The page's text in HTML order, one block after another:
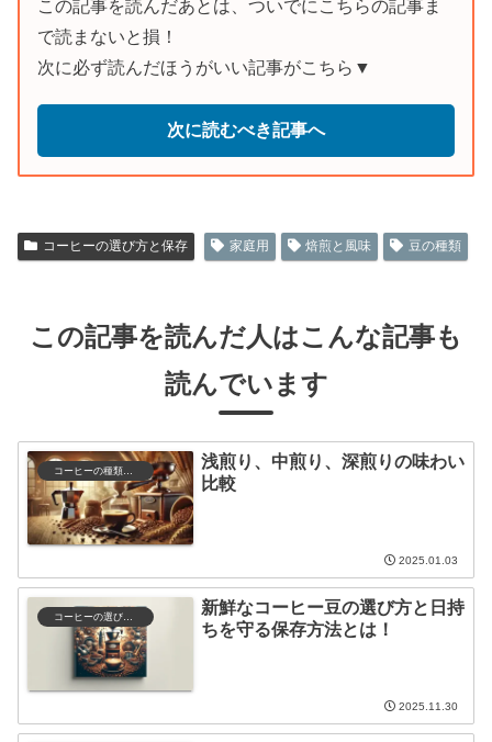
この記事を読んだあとは、ついでにこちらの記事ま
で読まないと損！
次に必ず読んだほうがいい記事がこちら▼
次に読むべき記事へ
コーヒーの選び方と保存 家庭用 焙煎と風味 豆の種類
この記事を読んだ人はこんな記事も
読んでいます
浅煎り、中煎り、深煎りの味わい
比較
2025.01.03
新鮮なコーヒー豆の選び方と日持
ちを守る保存方法とは！
2025.11.30